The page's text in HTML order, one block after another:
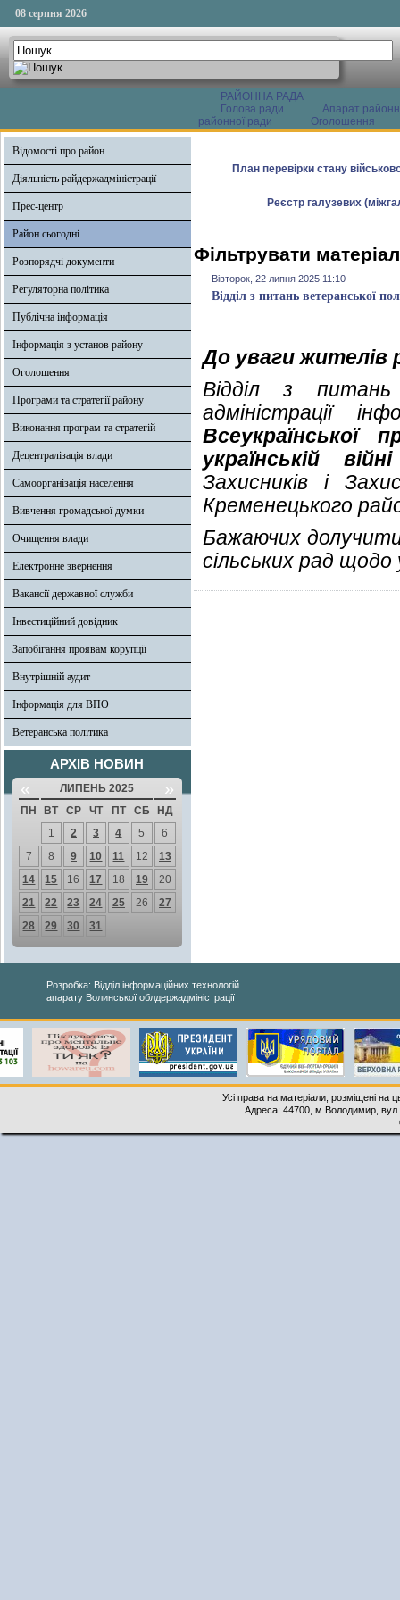
08 серпня 2026
РАЙОННА РАДА
Голова ради
Апарат
районної ради
Оголошення
Відомості про район
Діяльність райдержадміністрації
Прес-центр
Район сьогодні
Розпорядчі документи
Регуляторна політика
Публічна інформація
Інформація з установ району
Оголошення
Програми та стратегії району
Виконання програм та стратегій
Децентралізація влади
Самоорганізація населення
Вивчення громадської думки
Очищення влади
Електронне звернення
Вакансії державної служби
Інвестиційний довідник
Запобігання проявам корупції
Внутрішній аудит
Інформація для ВПО
Ветеранська політика
АРХІВ НОВИН
« ЛИПЕНЬ 2025 »
ПН ВТ СР ЧТ ПТ СБ
НД
1
2 3 4 5
6
7
8 9 10 11 12
13
14
15 16 17 18 19
20
21
22 23 24 25 26
27
28
29 30 31
План перевірки стану
Реєстр галузевих
Фільтрувати
Вівторок, 22 липня 2025 11:10
Відділ з питань ветеранської
До уваги жителів
Відділ з питань
адміністрації
Всеукраїнської
українській війні
Захисників і
Кременецького
Бажаючих
сільських рад щодо
Розробка: Відділ інформаційних технологій
апарату Волинської облдержадміністрації
Усі права на матеріали, розміщені на
Адреса: 44700, м.Володимир,